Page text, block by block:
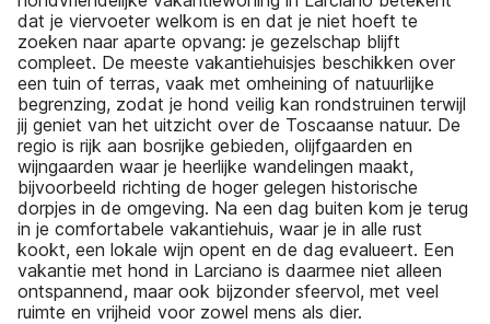
dat je viervoeter welkom is en dat je niet hoeft te
zoeken naar aparte opvang: je gezelschap blijft
compleet. De meeste vakantiehuisjes beschikken over
een tuin of terras, vaak met omheining of natuurlijke
begrenzing, zodat je hond veilig kan rondstruinen terwijl
jij geniet van het uitzicht over de Toscaanse natuur. De
regio is rijk aan bosrijke gebieden, olijfgaarden en
wijngaarden waar je heerlijke wandelingen maakt,
bijvoorbeeld richting de hoger gelegen historische
dorpjes in de omgeving. Na een dag buiten kom je terug
in je comfortabele vakantiehuis, waar je in alle rust
kookt, een lokale wijn opent en de dag evalueert. Een
vakantie met hond in Larciano is daarmee niet alleen
ontspannend, maar ook bijzonder sfeervol, met veel
ruimte en vrijheid voor zowel mens als dier.